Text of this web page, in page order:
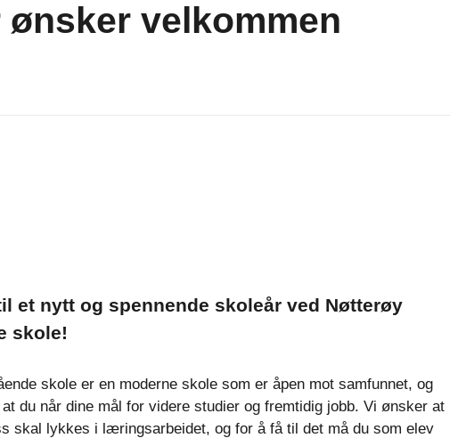
ønsker velkommen
et nytt og spennende skoleår ved Nøtterøy
skole!
skole er en moderne skole som er åpen mot samfunnet, og
du når dine mål for videre studier og fremtidig jobb. Vi ønsker at
skal lykkes i læringsarbeidet, og for å få til det må du som elev